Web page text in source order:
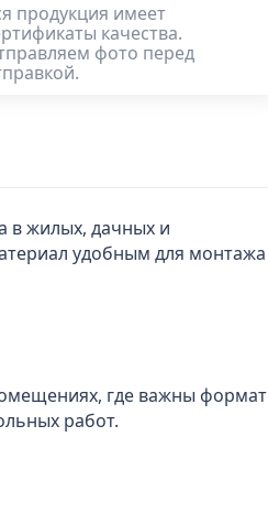
продукция имеет
качества.
фото перед
в жилых, дачных и
удобным для монтажа
где важны формат
работ.